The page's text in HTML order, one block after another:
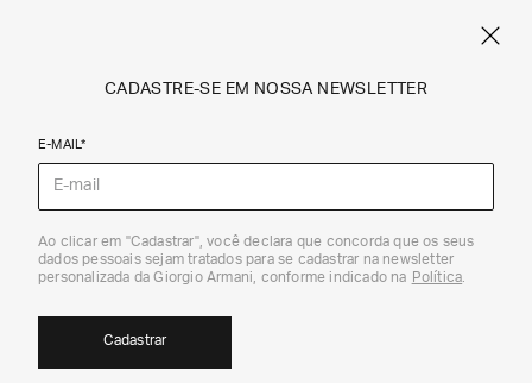
Emporio Armani
BLACK FRIDAY MASCULINO| EMPORIO
ARMANI
CADASTRE-SE EM NOSSA NEWSLETTER
E-MAIL*
Ao clicar em "Cadastrar", você declara que concorda que os seus
dados pessoais sejam tratados para se cadastrar na newsletter
personalizada da Giorgio Armani, conforme indicado na Política.
Cadastrar